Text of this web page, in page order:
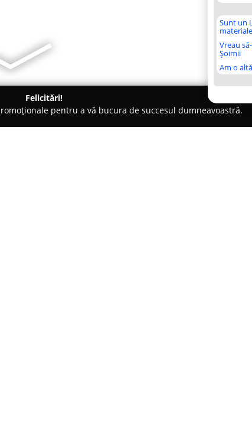
Sunt un
Vreau
Șoimii
Am o
Felicitări!
pentru a vă bucura de succesul dumneavoastră.